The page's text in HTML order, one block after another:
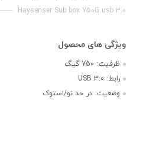
Haysenser Sub box 750G usb 3.0
ظرفیت: 750 گیگ
رابط: USB 3.0
وضعیت: در حد نو/استوک